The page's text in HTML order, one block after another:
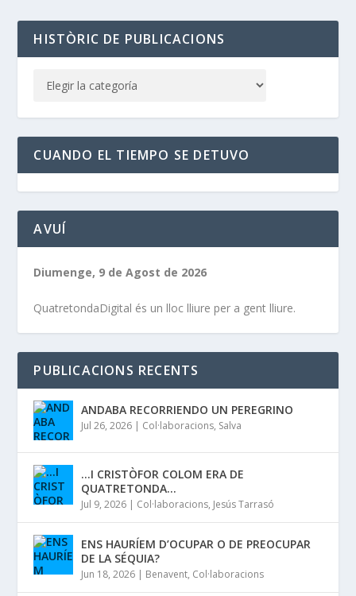
HISTÒRIC DE PUBLICACIONS
CUANDO EL TIEMPO SE DETUVO
AVUÍ
Diumenge, 9 de Agost de 2026
QuatretondaDigital és un lloc lliure per a gent lliure.
PUBLICACIONS RECENTS
ANDABA RECORRIENDO UN PEREGRINO
Jul 26, 2026 | Col·laboracions, Salva
…I CRISTÒFOR COLOM ERA DE
QUATRETONDA…
Jul 9, 2026 | Col·laboracions, Jesús Tarrasó
ENS HAURÍEM D’OCUPAR O DE PREOCUPAR
DE LA SÉQUIA?
Jun 18, 2026 | Benavent, Col·laboracions